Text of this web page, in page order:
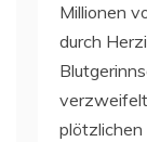
Millionen
durch
verzweifelt
plötzlichen